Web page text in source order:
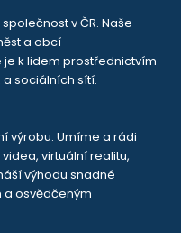
v ČR. Naše
a obcí
k lidem prostřednictvím
sociálních sítí.
výrobu. Umíme a rádi
virtuální realitu,
výhodu snadné
a osvědčeným